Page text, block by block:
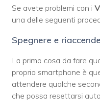
Se avete problemi con i
una delle seguenti
Spegnere e
La prima cosa da fare
proprio smartphone è
attendere qualche
che possa resettarsi